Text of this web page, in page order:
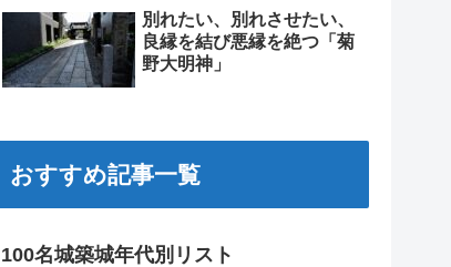
別れたい、別れさせたい、
良縁を結び悪縁を絶つ「菊
野大明神」
おすすめ記事一覧
100名城築城年代別リスト